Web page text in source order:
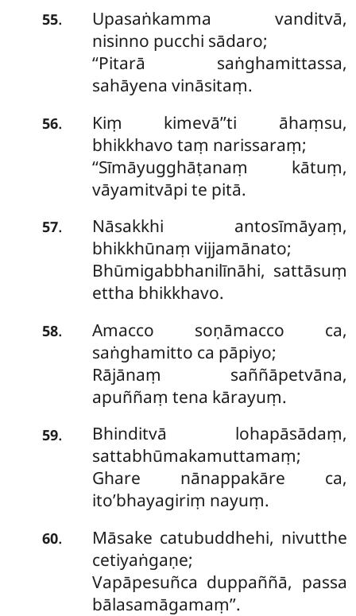
55.
Upasaṅkamma vanditvā,
nisinno pucchi sādaro;
‘‘Pitarā saṅghamittassa,
sahāyena vināsitaṃ.
56.
Kiṃ kimevā’’ti āhaṃsu,
bhikkhavo taṃ narissaraṃ;
‘‘Sīmāyugghāṭanaṃ kātuṃ,
vāyamitvāpi te pitā.
57.
Nāsakkhi antosīmāyaṃ,
bhikkhūnaṃ vijjamānato;
Bhūmigabbhanilīnāhi, sattāsuṃ
ettha bhikkhavo.
58.
Amacco soṇāmacco ca,
saṅghamitto ca pāpiyo;
Rājānaṃ saññāpetvāna,
apuññaṃ tena kārayuṃ.
59.
Bhinditvā lohapāsādaṃ,
sattabhūmakamuttamaṃ;
Ghare nānappakāre ca,
ito’bhayagiriṃ nayuṃ.
60.
Māsake catubuddhehi, nivutthe
cetiyaṅgaṇe;
Vapāpesuñca duppaññā, passa
bālasamāgamaṃ’’.